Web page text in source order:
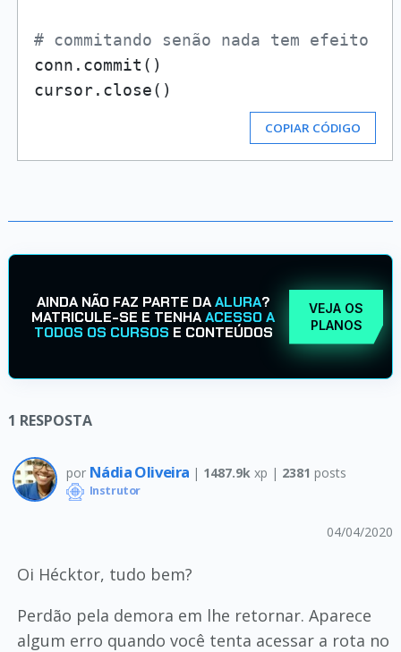
# commitando senão nada tem efeito
conn.commit()
COPIAR CÓDIGO
AINDA NÃO FAZ PARTE DAALURA?
MATRICULE-SE E TENHAACESSO A
TODOS OS CURSOS E CONTEÚDOS
VEJA OS
PLANOS
1 RESPOSTA
por Nádia Oliveira | 1487.9k xp | 2381 posts
Instrutor
04/04/2020
Oi Hécktor, tudo bem?
Perdão pela demora em lhe retornar. Aparece
algum erro quando você tenta acessar a rota no